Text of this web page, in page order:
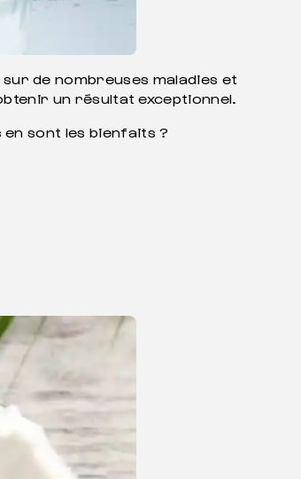
sur de nombreuses maladies et
un résultat exceptionnel.
sont les bienfaits ?